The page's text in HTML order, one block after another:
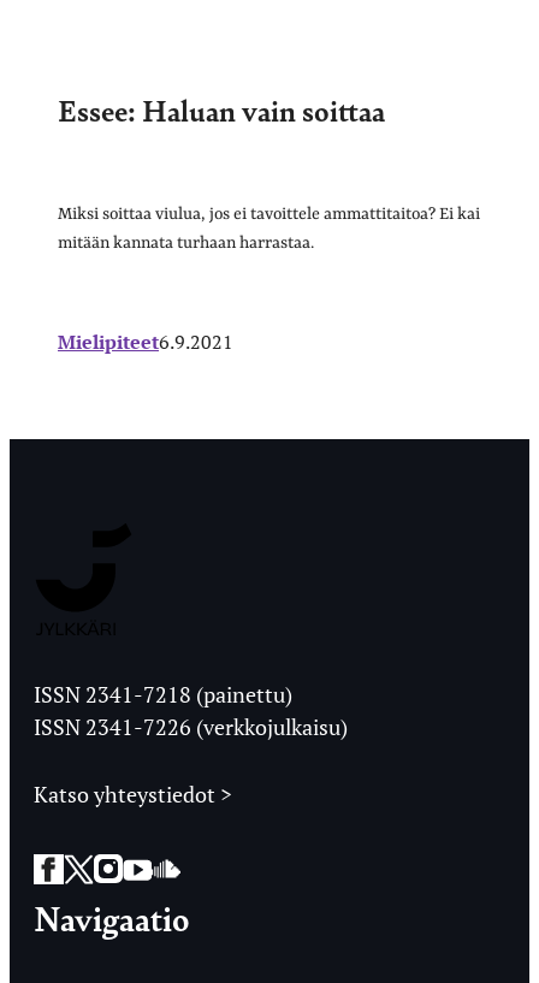
Essee: Haluan vain soittaa
Miksi soittaa viulua, jos ei tavoittele ammattitaitoa? Ei kai
mitään kannata turhaan harrastaa.
Mielipiteet6.9.2021
Ylioppilaslehti
ISSN 2341-7218 (painettu)
ISSN 2341-7226 (verkkojulkaisu)
Katso yhteystiedot >
Facebook
Twitter
Instagram
YouTube
SoundCloud
Navigaatio